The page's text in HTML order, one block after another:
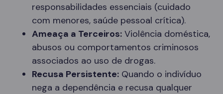
responsabilidades essenciais (cuidado
com menores, saúde pessoal crítica).
Ameaça a Terceiros: Violência doméstica,
abusos ou comportamentos criminosos
associados ao uso de drogas.
Recusa Persistente: Quando o indivíduo
nega a dependência e recusa qualquer